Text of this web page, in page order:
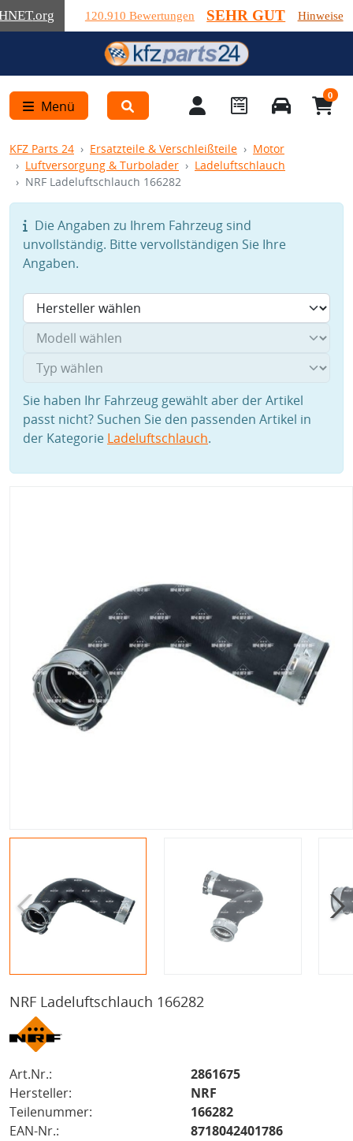
.org 120.910 Bewertungen SEHR GUT Hinweise
Menü
0
KFZ Parts 24 Ersatzteile & Verschleißteile
Motor
Luftversorgung & Turbolader
Ladeluftschlauch
NRF Ladeluftschlauch 166282
Die Angaben zu Ihrem Fahrzeug sind
unvollständig. Bitte vervollständigen Sie Ihre
Angaben.
Sie haben Ihr Fahrzeug gewählt aber der Artikel
passt nicht? Suchen Sie den passenden Artikel in
der Kategorie Ladeluftschlauch.
NRF Ladeluftschlauch 166282
Art.Nr.:
2861675
Hersteller:
NRF
Teilenummer:
166282
EAN-Nr.:
8718042401786